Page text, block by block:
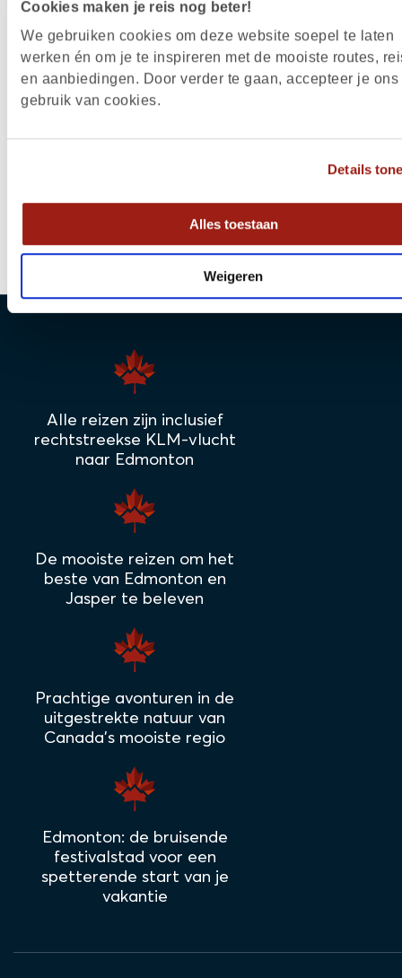
Cookies maken je reis nog beter!
We gebruiken cookies om deze website soepel te laten
werken én om je te inspireren met de mooiste routes,
en aanbiedingen. Door verder te gaan, accepteer je ons
gebruik van cookies.
Details
Alles toestaan
Weigeren
Alle reizen zijn inclusief
rechtstreekse KLM-vlucht
naar Edmonton
De mooiste reizen om het
beste van Edmonton en
Jasper te beleven
Prachtige avonturen in de
uitgestrekte natuur van
Canada's mooiste regio
Edmonton: de bruisende
festivalstad voor een
spetterende start van je
vakantie